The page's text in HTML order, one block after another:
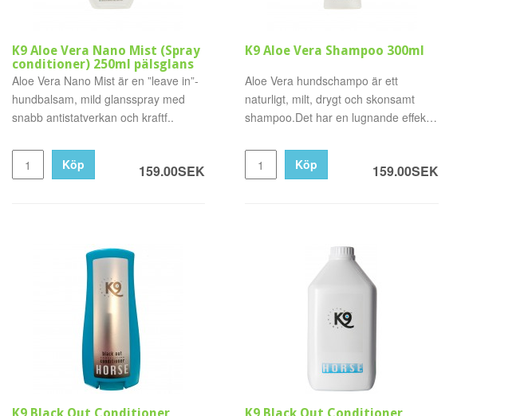
K9 Aloe Vera Nano Mist (Spray
conditioner) 250ml pälsglans
Aloe Vera Nano Mist är en ”leave in”-
hundbalsam, mild glansspray med
snabb antistatverkan och kraftf..
159.00SEK
Köp
K9 Aloe Vera Shampoo 300ml
Aloe Vera hundschampo är ett
naturligt, milt, drygt och skonsamt
shampoo.Det har en lugnande effekt
159.00SEK
Köp